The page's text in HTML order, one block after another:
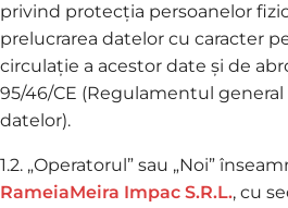
privind protecția persoanelor
prelucrarea datelor cu caracter
circulație a acestor date și de
95/46/CE (Regulamentul
datelor).
1.2. „Operatorul” sau „Noi”
RameiaMeira Impac S.R.L., cu